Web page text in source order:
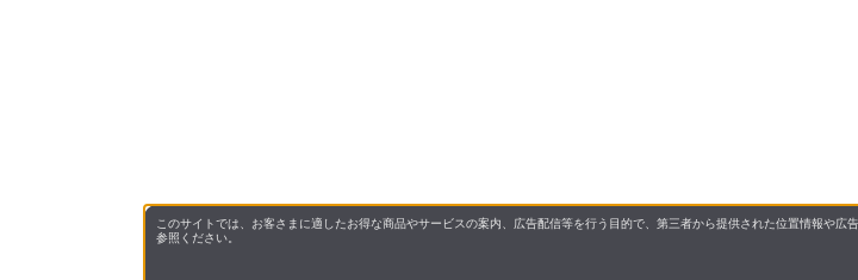
このサイトでは、お客さまに適したお得な商品やサービスの案内、広告配信等を行う目的で、第三者から提供された位置情報や
参照ください。